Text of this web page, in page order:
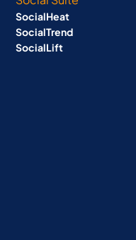
SocialHeat
SocialTrend
SocialLift